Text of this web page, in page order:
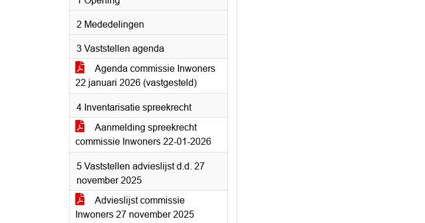
2 Mededelingen
3 Vaststellen agenda
Agenda commissie Inwoners
22 januari 2026 (vastgesteld)
4 Inventarisatie spreekrecht
Aanmelding spreekrecht
commissie Inwoners 22-01-2026
5 Vaststellen advieslijst d.d. 27
november 2025
Advieslijst commissie
Inwoners 27 november 2025